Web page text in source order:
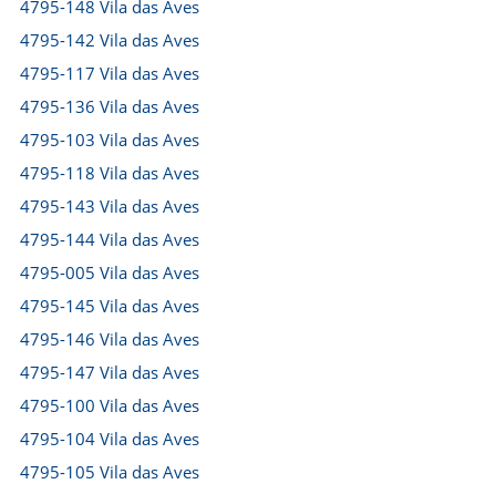
4795-148 Vila das Aves
4795-142 Vila das Aves
4795-117 Vila das Aves
4795-136 Vila das Aves
4795-103 Vila das Aves
4795-118 Vila das Aves
4795-143 Vila das Aves
4795-144 Vila das Aves
4795-005 Vila das Aves
4795-145 Vila das Aves
4795-146 Vila das Aves
4795-147 Vila das Aves
4795-100 Vila das Aves
4795-104 Vila das Aves
4795-105 Vila das Aves